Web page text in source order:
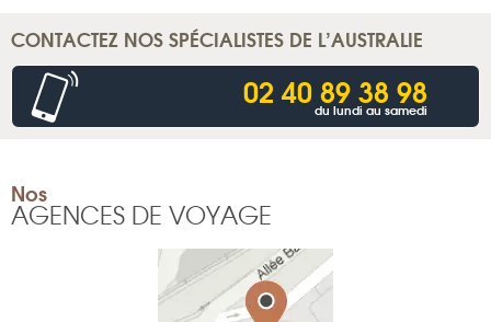
CONTACTEZ NOS SPÉCIALISTES DE L’AUSTRALIE
02 40 89 38 98
du lundi au samedi
Nos
AGENCES DE VOYAGE